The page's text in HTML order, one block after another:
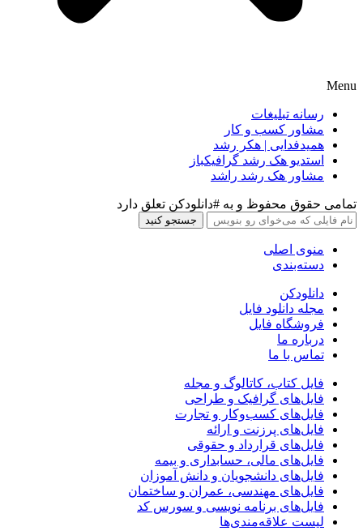
Menu
رسانه تبلیغات
مشاور کسب و کار
همیدفدایی | هکر رشد
استدیو هک رشد گرافیکباز
مشاور هک رشد راشد
تمامی حقوق محفوظ و به #دانلودکن تعلق دارد
جستجو کنید
منوی اصلی
دسته‌بندی
دانلودکن
مجله دانلود فایل
فروشگاه فایل
درباره ما
تماس با ما
فایل کتاب، کاتالوگ و مجله
فایل‌های گرافیک و طراحی
فایل‌های کسب‌وکار و تجارت
فایل‌های پرزنت و ارائه
فایل‌های قرارداد و حقوقی
فایل‌های مالی، حسابداری و بیمه
فایل‌های دانشجویان و دانش آموزان
فایل‌های مهندسی، عمران و ساختمان
فایل‌های برنامه نویسی و سورس کد
لیست علاقه‌مندی‌ها